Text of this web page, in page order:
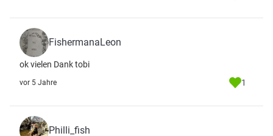
FishermanaLeon
ok vielen Dank tobi
vor 5 Jahre 1
Philli_fish